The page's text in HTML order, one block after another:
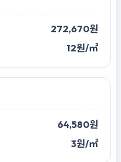
272,670원
12원/㎡
64,580원
3원/㎡